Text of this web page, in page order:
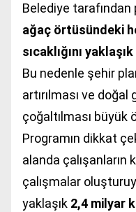
Belediye tarafından
ağaç örtüsündeki
sıcaklığını
Bu nedenle şehir
artırılması ve doğal
çoğaltılması büyük
Programın dikkat
alanda çalışanların
çalışmalar
yaklaşık 2,4 milyar